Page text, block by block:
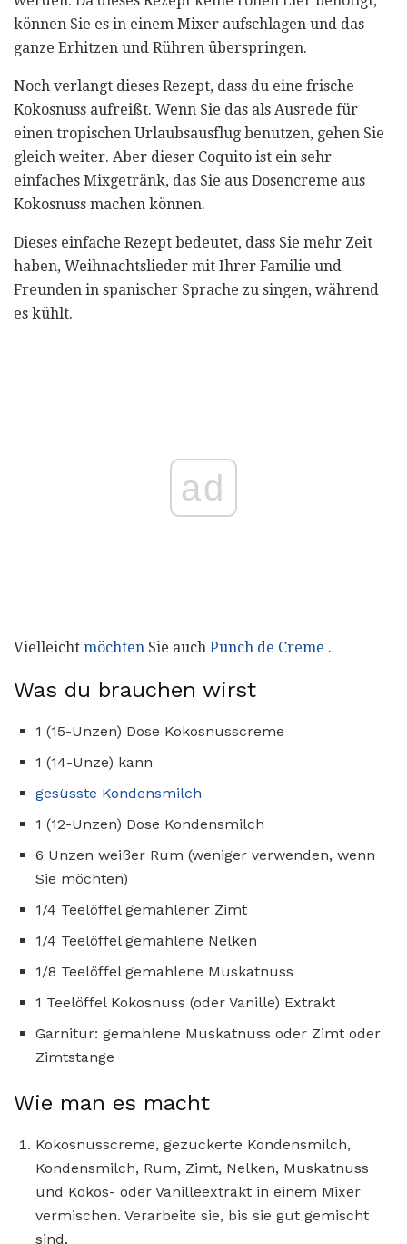
können Sie es in einem Mixer aufschlagen und das
ganze Erhitzen und Rühren überspringen.
Noch verlangt dieses Rezept, dass du eine frische
Kokosnuss aufreißt. Wenn Sie das als Ausrede für
einen tropischen Urlaubsausflug benutzen, gehen Sie
gleich weiter. Aber dieser Coquito ist ein sehr
einfaches Mixgetränk, das Sie aus Dosencreme aus
Kokosnuss machen können.
Dieses einfache Rezept bedeutet, dass Sie mehr Zeit
haben, Weihnachtslieder mit Ihrer Familie und
Freunden in spanischer Sprache zu singen, während
es kühlt.
ad
Vielleicht möchten Sie auch Punch de Creme .
Was du brauchen wirst
1 (15-Unzen) Dose Kokosnusscreme
1 (14-Unze) kann
gesüsste Kondensmilch
1 (12-Unzen) Dose Kondensmilch
6 Unzen weißer Rum (weniger verwenden, wenn
Sie möchten)
1/4 Teelöffel gemahlener Zimt
1/4 Teelöffel gemahlene Nelken
1/8 Teelöffel gemahlene Muskatnuss
1 Teelöffel Kokosnuss (oder Vanille) Extrakt
Garnitur: gemahlene Muskatnuss oder Zimt oder
Zimtstange
Wie man es macht
Kokosnusscreme, gezuckerte Kondensmilch,
Kondensmilch, Rum, Zimt, Nelken, Muskatnuss
und Kokos- oder Vanilleextrakt in einem Mixer
vermischen. Verarbeite sie, bis sie gut gemischt
sind.